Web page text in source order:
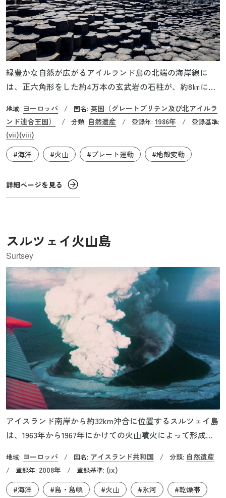
緑豊かな自然が広がるアイルランド島の北端の海岸線に
は、正六角形をした約4万本の玄武岩の石柱が、約8㎞にわ
います。この不思議な光景は、この地に伝わる巨人伝説に
ちなみ、「ジャイアンツ・コーズウェイ」（巨人の石道）
と名付けられています。これらの石柱は人間が意図的に並
べたように見えますが、約6,000万年前の火山の大爆発の際
れたものです。他にも、この海岸では、12mの高さの柱が
60本並ぶ「巨人のオルガン」や、浸食により崖から切り離
地域: ヨーロッパ / 国名: 英国（グレートブリテン及び北アイルラ
ンド連合王国）
/ 分類: 自然遺産 / 登録年: 1986年 / 登録基準:
(vii)(viii)
#海洋
#火山 #プレート運動 #地殻変動
詳細ページを見る
スルツェイ火山島
Surtsey
アイスランド南岸から約32km沖合に位置するスルツェイ島
は、1963年から1967年にかけての火山噴火によって形成さ
間の立ち入りが制限されています。そのため、動植物が新
しい土地へどのように定着していくのかを観察するための
長期的な研究の場となっています。現在、海岸の浸食が進
地域: ヨーロッパ / 国名: アイスランド共和国 / 分類: 自然遺産
/ 登録年: 2008年 / 登録基準: (ix)
#海洋
#島・島嶼 #火山 #氷河
#乾燥帯